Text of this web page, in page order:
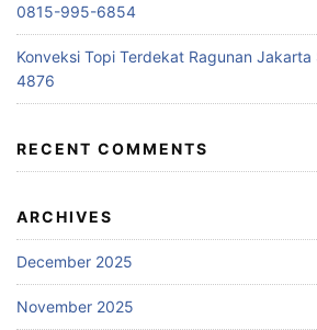
0815-995-6854
Konveksi Topi Terdekat Ragunan
4876
RECENT COMMENTS
ARCHIVES
December 2025
November 2025